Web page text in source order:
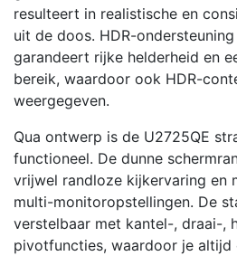
resulteert in realistische en
uit de doos. HDR-
garandeert rijke helderheid en
bereik, waardoor ook HDR-
weergegeven.
Qua ontwerp is de U2725QE
functioneel. De dunne
vrijwel randloze kijkervaring en
multi-monitoropstellingen. De
verstelbaar met kantel-, draai-,
pivotfuncties, waardoor je